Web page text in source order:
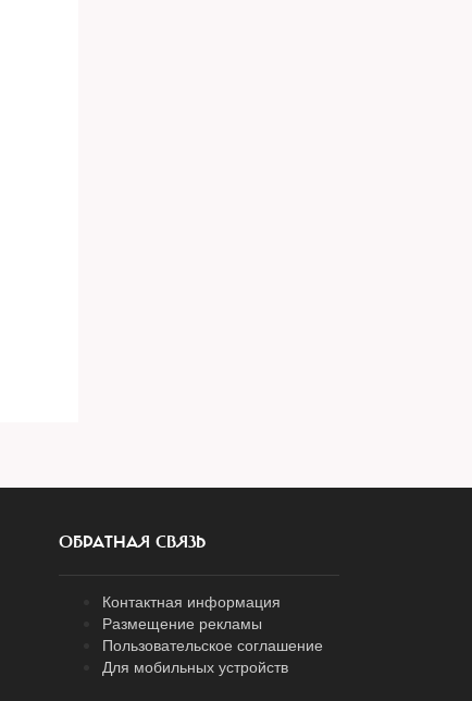
ОБРАТНАЯ СВЯЗЬ
Контактная информация
Размещение рекламы
Пользовательское соглашение
Для мобильных устройств